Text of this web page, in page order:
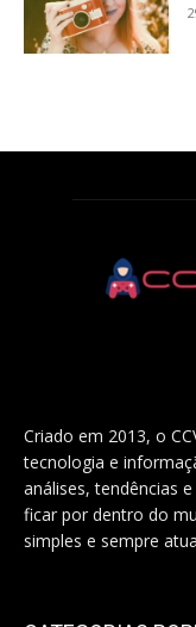
Criado em 2013, o
tecnologia e
análises, tendências
ficar por dentro do
simples e sempre